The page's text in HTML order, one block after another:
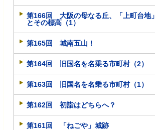
第166回 大阪の母なる丘、「上町台地」
とその標高（1）
第165回 城南五山！
第164回 旧国名を名乗る市町村（2）
第163回 旧国名を名乗る市町村（1）
第162回 初詣はどちらへ？
第161回 「ねごや」城跡